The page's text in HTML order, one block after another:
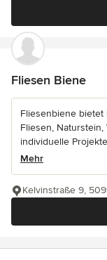
Fliesen Biene
Fliesenbiene bietet
Fliesen,
individuelle
Mehr
Kelvinstraße 9,